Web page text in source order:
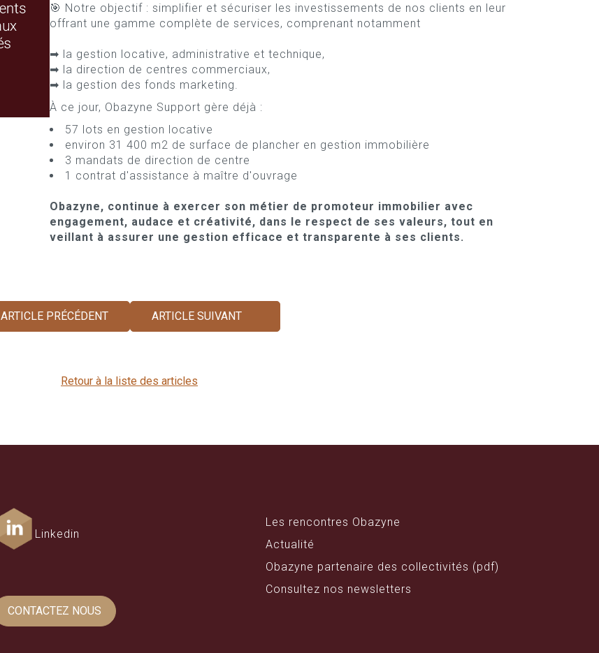
🎯 Notre objectif : simplifier et sécuriser les investissements de nos clients en leur
offrant une gamme complète de services, comprenant notamment
➡ la gestion locative, administrative et technique,
➡ la direction de centres commerciaux,
➡ la gestion des fonds marketing.
À ce jour, Obazyne Support gère déjà :
57 lots en gestion locative
environ 31 400 m2 de surface de plancher en gestion immobilière
3 mandats de direction de centre
1 contrat d'assistance à maître d'ouvrage
Obazyne, continue à exercer son métier de promoteur immobilier avec
engagement, audace et créativité, dans le respect de ses valeurs, tout en
veillant à assurer une gestion efficace et transparente à ses clients.
ARTICLE PRÉCÉDENT ARTICLE SUIVANT
Retour à la liste des articles
Linkedin
CONTACTEZ NOUS
Les rencontres Obazyne
Actualité
Obazyne partenaire des collectivités (pdf)
Consultez nos newsletters